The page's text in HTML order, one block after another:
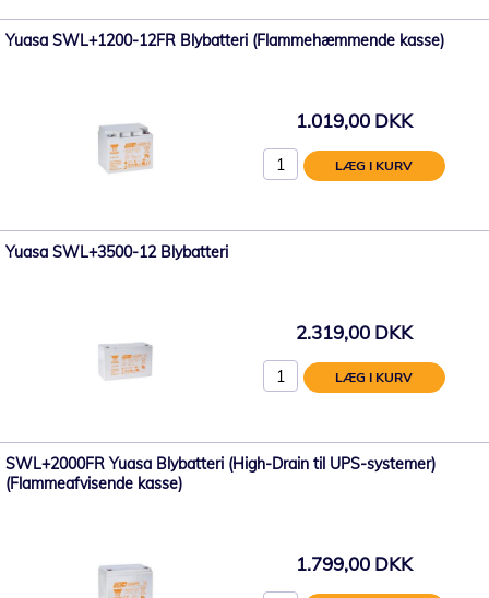
Yuasa SWL+1200-12FR Blybatteri (Flammehæmmende kasse)
1.019,00 DKK
LÆG I KURV
Yuasa SWL+3500-12 Blybatteri
2.319,00 DKK
LÆG I KURV
SWL+2000FR Yuasa Blybatteri (High-Drain til UPS-systemer)
(Flammeafvisende kasse)
1.799,00 DKK